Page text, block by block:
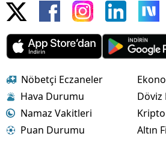
Nöbetçi Eczaneler
Hava Durumu
Namaz Vakitleri
Puan Durumu
Döviz
Kripto
Altın